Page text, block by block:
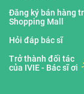
Đăng ký bán hàng
Shopping Mall
Hỏi đáp bác sĩ
Trở thành đối tác
của IVIE - Bác sĩ ơi